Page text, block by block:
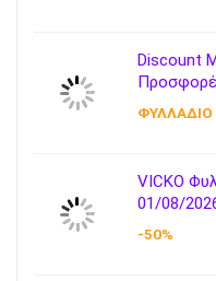
Discount
ΦΥΛΛΑΔΙΟ
VICKO
01/08/
-50%